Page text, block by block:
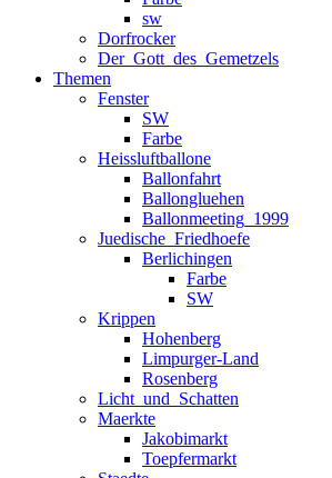
sw
Dorfrocker
Der_Gott_des_Gemetzels
Themen
Fenster
SW
Farbe
Heissluftballone
Ballonfahrt
Ballongluehen
Ballonmeeting_1999
Juedische_Friedhoefe
Berlichingen
Farbe
SW
Krippen
Hohenberg
Limpurger-Land
Rosenberg
Licht_und_Schatten
Maerkte
Jakobimarkt
Toepfermarkt